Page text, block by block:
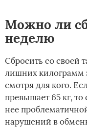
Можно ли
неделю
Сбросить со своей
лишних килограмм
смотря для кого.
превышает 65 кг, то
нее
нарушений в